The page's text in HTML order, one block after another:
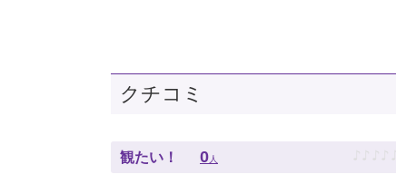
クチコミ
観たい！ 0 人 ♪ ♪ ♪ ♪ ♪